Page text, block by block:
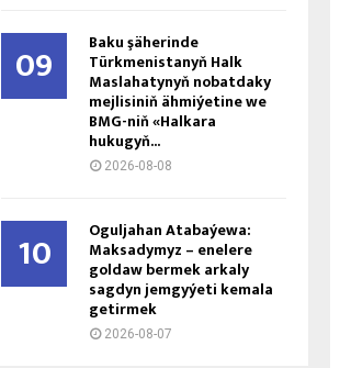
09 Baku şäherinde
Türkmenistanyň Halk
Maslahatynyň nobatdaky
mejlisiniň ähmiýetine we
BMG-niň «Halkara
hukugyň...
2026-08-08
10 Oguljahan Atabaýewa:
Maksadymyz – enelere
goldaw bermek arkaly
sagdyn jemgyýeti kemala
getirmek
2026-08-07